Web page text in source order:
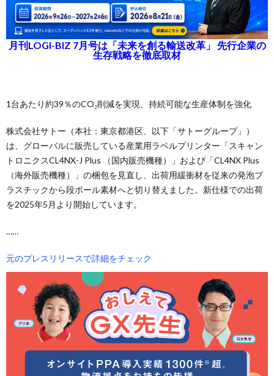
月刊LOGI-BIZ 7月号は「未来を創る輸送改革」 先行企業の
生存戦略を徹底取材
1台あたり約39％のCO₂削減を実現、持続可能な生産体制を強化
株式会社サトー（本社：東京都港区、以下「サトーグループ」）
は、グローバルに販売している産業用ラベルプリンター「スキャン
トロニクスCL4NX-J Plus （国内販売機種）」および「CL4NX Plus
（海外販売機種）」の梱包を見直し、出荷用緩衝材を従来の発泡プ
ラスチックから段ボール素材へと切り替えました。新仕様での出荷
を2025年5月より開始しています。
……
元のプレスリリースで詳細をチェック